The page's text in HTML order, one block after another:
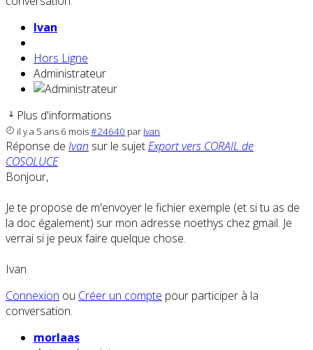
Ivan
Hors Ligne
Administrateur
Plus d'informations
il y a 5 ans 6 mois#24640 par Ivan
Réponse de Ivan sur le sujetExport vers CORAIL de
COSOLUCE
Bonjour,
Je te propose de m'envoyer le fichier exemple (et si tu as de
la doc également) sur mon adresse noethys chez gmail. Je
verrai si je peux faire quelque chose.
Ivan
Connexion ou Créer un compte pour participer à la
conversation.
morlaas